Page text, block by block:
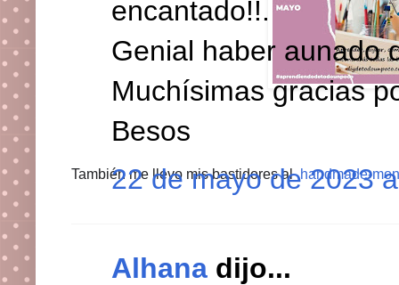
También me llevo mis bastidores alhandmade-
encantado!!.
Genial haber aunado
Muchísimas gracias
Besos
22 de mayo de 2023
Alhana dijo...